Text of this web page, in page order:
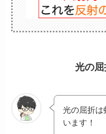
光の
光の屈折は
います！